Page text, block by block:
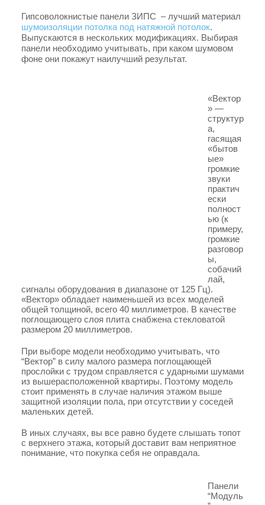
Гипсоволокнистые панели ЗИПС – лучший материал
шумоизоляции потолка под натяжной потолок.
Выпускаются в нескольких модификациях. Выбирая
панели необходимо учитывать, при каком шумовом
фоне они покажут наилучший результат.
«Вектор
» —
структур
а,
гасящая
«бытов
ые»
громкие
звуки
практич
ески
полност
ью (к
примеру,
громкие
разговор
ы,
собачий
лай,
сигналы оборудования в диапазоне от 125 Гц).
«Вектор» обладает наименьшей из всех моделей
общей толщиной, всего 40 миллиметров. В качестве
поглощающего слоя плита снабжена стекловатой
размером 20 миллиметров.
При выборе модели необходимо учитывать, что
“Вектор” в силу малого размера поглощающей
прослойки с трудом справляется с ударными шумами
из вышерасположенной квартиры. Поэтому модель
стоит применять в случае наличия этажом выше
защитной изоляции пола, при отсутствии у соседей
маленьких детей.
В иных случаях, вы все равно будете слышать топот
с верхнего этажа, который доставит вам неприятное
понимание, что покупка себя не оправдала.
Панели
“Модуль